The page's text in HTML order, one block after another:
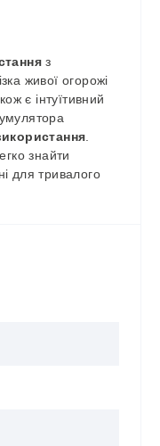
з
живої огорожі
є інтуїтивний
знайти
для тривалого